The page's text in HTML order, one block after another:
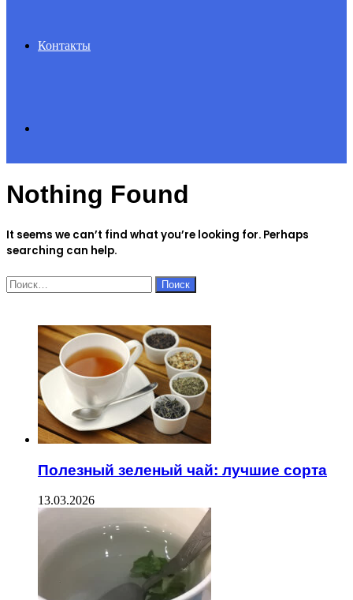
Контакты
for
Nothing Found
It seems we can’t find what you’re looking for. Perhaps
searching can help.
Найти:
Полезный зеленый чай: лучшие сорта
13.03.2026